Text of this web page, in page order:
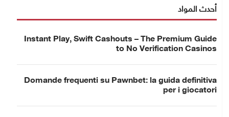
أحدث المواد
Instant Play, Swift Cashouts – The Premium Guide
to No Verification Casinos
Domande frequenti su Pawnbet: la guida definitiva
per i giocatori